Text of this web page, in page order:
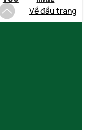
Về đầu trang